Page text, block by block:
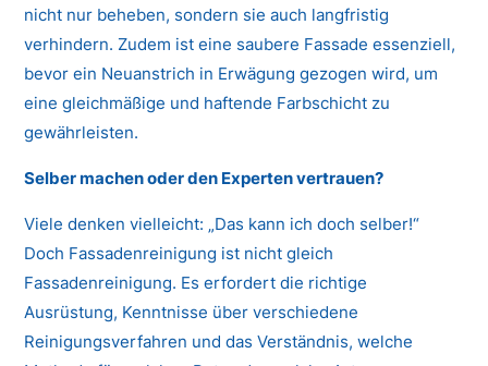
nicht nur beheben, sondern sie auch langfristig
verhindern. Zudem ist eine saubere Fassade essenziell,
bevor ein Neuanstrich in Erwägung gezogen wird, um
eine gleichmäßige und haftende Farbschicht zu
gewährleisten.
Selber machen oder den Experten vertrauen?
Viele denken vielleicht: „Das kann ich doch selber!“
Doch Fassadenreinigung ist nicht gleich
Fassadenreinigung. Es erfordert die richtige
Ausrüstung, Kenntnisse über verschiedene
Reinigungsverfahren und das Verständnis, welche